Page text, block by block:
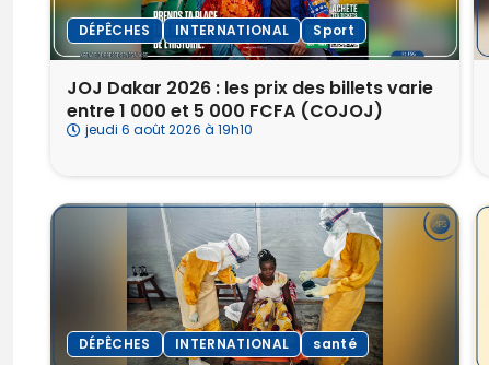
DÉPÊCHES INTERNATIONAL Sport
‎JOJ Dakar 2026 : les prix des billets varie
entre 1 000 et 5 000 FCFA (COJOJ)
jeudi 6 août 2026 à 19h10
DÉPÊCHES INTERNATIONAL santé